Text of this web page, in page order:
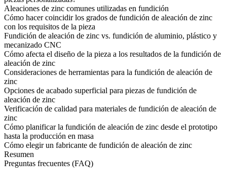
Aleaciones de zinc comunes utilizadas en fundición
Cómo hacer coincidir los grados de fundición de aleación de zinc
con los requisitos de la pieza
Fundición de aleación de zinc vs. fundición de aluminio, plástico y
mecanizado CNC
Cómo afecta el diseño de la pieza a los resultados de la fundición de
aleación de zinc
Consideraciones de herramientas para la fundición de aleación de
zinc
Opciones de acabado superficial para piezas de fundición de
aleación de zinc
Verificación de calidad para materiales de fundición de aleación de
zinc
Cómo planificar la fundición de aleación de zinc desde el prototipo
hasta la producción en masa
Cómo elegir un fabricante de fundición de aleación de zinc
Resumen
Preguntas frecuentes (FAQ)